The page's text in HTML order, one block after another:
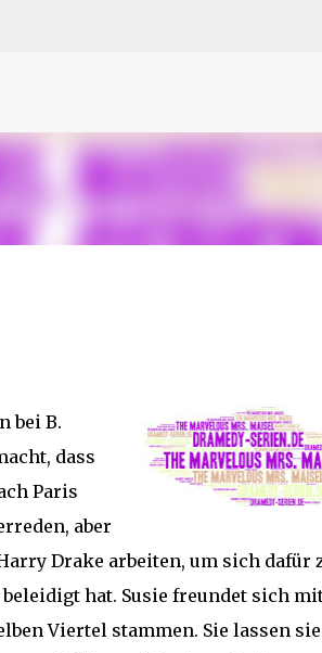
bei B.
dass
Paris
aber
Drake arbeiten, um sich dafür
hat. Susie freundet sich
Viertel stammen. Sie lassen sie